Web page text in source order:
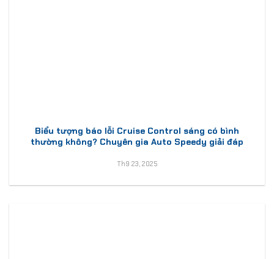
Biểu tượng báo lỗi Cruise Control sáng có bình
thường không? Chuyên gia Auto Speedy giải đáp
Th9 23, 2025